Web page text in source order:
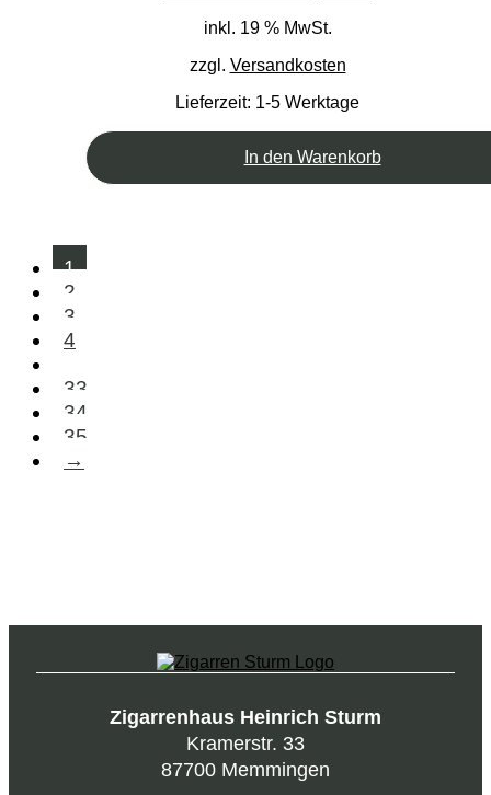
inkl. 19 % MwSt.
zzgl. Versandkosten
Lieferzeit: 1-5 Werktage
In den Warenkorb
1
2
3
4
33
34
35
→
Zigarrenhaus Heinrich Sturm
Kramerstr. 33
87700 Memmingen